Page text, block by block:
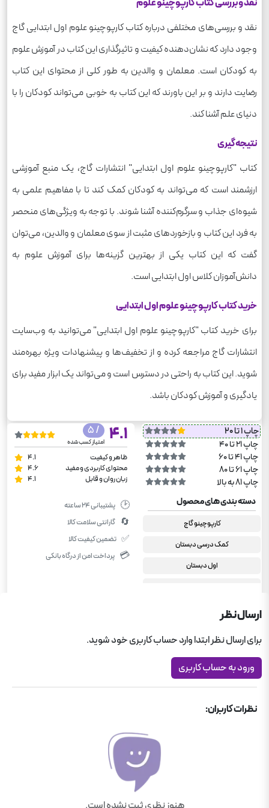
نقد و بررسی کتاب کارپوچینو علوم
نقد و بررسی‌های مختلفی درباره کتاب کارپوچینو علوم اول ابتدایی گاج
وجود دارد که نشان‌دهنده کیفیت و تاثیرگذاری این کتاب در آموزش علوم
به کودکان است. معلمان و والدین به طور کلی از محتوای این کتاب
رضایت دارند و بر این باورند که این کتاب به خوبی می‌تواند کودکان را با
دنیای علم آشنا کند.
نتیجه‌گیری
کتاب "کارپوچینو علوم اول ابتدایی" انتشارات گاج، یک منبع آموزشی
ارزشمند است که می‌تواند به کودکان کمک کند تا با مفاهیم علمی به
شیوه‌ای جذاب و سرگرم‌کننده آشنا شوند. با توجه به ویژگی‌های منحصر
به فرد این کتاب و بازخوردهای مثبت از سوی معلمان و والدین، می‌توان
گفت که این کتاب یکی از بهترین گزینه‌ها برای آموزش علوم به
دانش‌آموزان کلاس اول ابتدایی است.
خرید کتاب کارپوچینو علوم اول ابتدایی
برای خرید کتاب "کارپوچینو علوم اول ابتدایی" می‌توانید به وب‌سایت
انتشارات گاج مراجعه کرده و از تخفیف‌ها و پیشنهادات ویژه بهره‌مند
شوید. این کتاب به راحتی در دسترس است و می‌تواند یک ابزار مفید برای
یادگیری و آموزش کودکان باشد.
چاپ 1 تا 20
چاپ 21 تا 40
چاپ 41 تا 60
چاپ 61 تا 80
چاپ 81 به بالا
4.1
/ 5
امتیاز کسب شده
ظاهر و کیفیت
4.1
محتوای کاربردی و مفید
4.6
زبان روان و قابل
4.1
دسته بندی های محصول
کارپوچینو گاج
کمک درسی دبستان
اول دبستان
🕑 پشتیبانی ۲۴ ساعته
🔄 گارانتی سلامت کالا
✅ تضمین کیفیت کالا
💳 پرداخت امن از درگاه بانکی
ارسال نظر
برای ارسال نظر ابتدا وارد حساب کاربری خود شوید.
ورود به حساب کاربری
نظرات کاربران: